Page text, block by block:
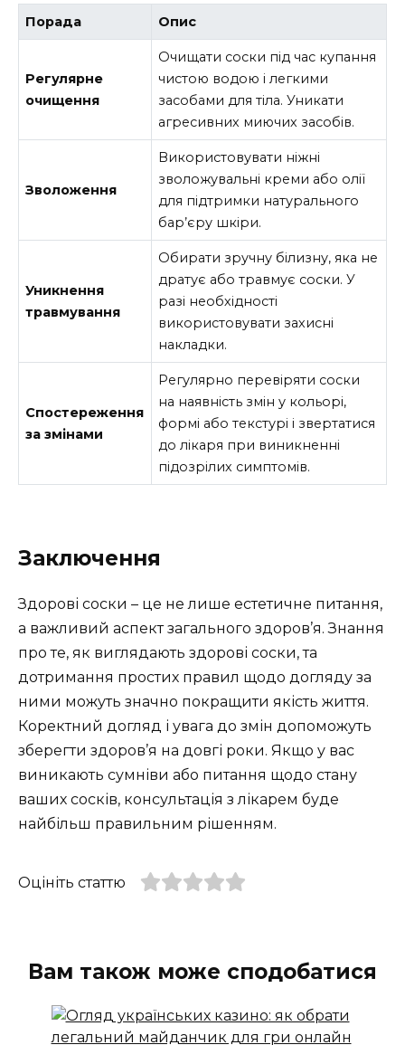
Порада Опис
Регулярне
очищення
Очищати соски під час купання
чистою водою і легкими
засобами для тіла. Уникати
агресивних миючих засобів.
Зволоження
Використовувати ніжні
зволожувальні креми або олії
для підтримки натурального
бар’єру шкіри.
Уникнення
травмування
Обирати зручну білизну, яка не
дратує або травмує соски. У
разі необхідності
використовувати захисні
накладки.
Спостереження
за змінами
Регулярно перевіряти соски
на наявність змін у кольорі,
формі або текстурі і звертатися
до лікаря при виникненні
підозрілих симптомів.
Заключення
Здорові соски – це не лише естетичне питання,
а важливий аспект загального здоров’я. Знання
про те, як виглядають здорові соски, та
дотримання простих правил щодо догляду за
ними можуть значно покращити якість життя.
Коректний догляд і увага до змін допоможуть
зберегти здоров’я на довгі роки. Якщо у вас
виникають сумніви або питання щодо стану
ваших сосків, консультація з лікарем буде
найбільш правильним рішенням.
Оцініть статтю
Вам також може сподобатися